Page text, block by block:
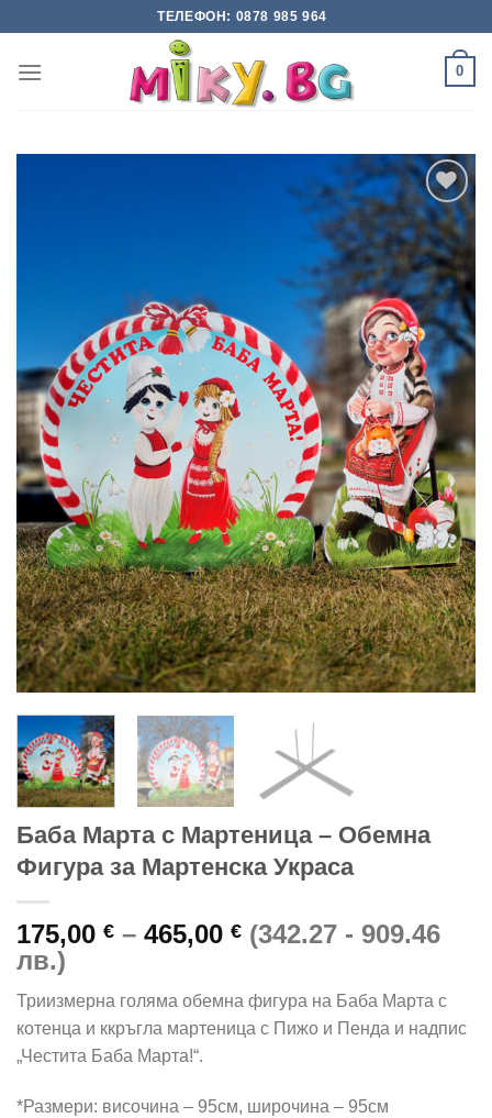
content
ТЕЛЕФОН: 0878 985 964
0
Add to
wishlist
Баба Марта с Мартеница – Обемна
Фигура за Мартенска Украса
175,00 € – 465,00 €Price
range:
through
465,00 €
(342.27 - 909.46
лв.)
Триизмерна голяма обемна фигура на Баба Марта с
котенца и ккръгла мартеница с Пижо и Пенда и надпис
„Честита Баба Марта!“.
*Размери: височина – 95см, широчина – 95см